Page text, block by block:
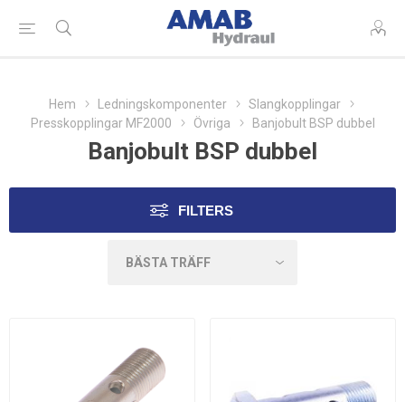
Hem Ledningskomponenter
Slangkopplingar
Presskopplingar MF2000
Övriga Banjobult BSP dubbel
Banjobult BSP dubbel
FILTERS